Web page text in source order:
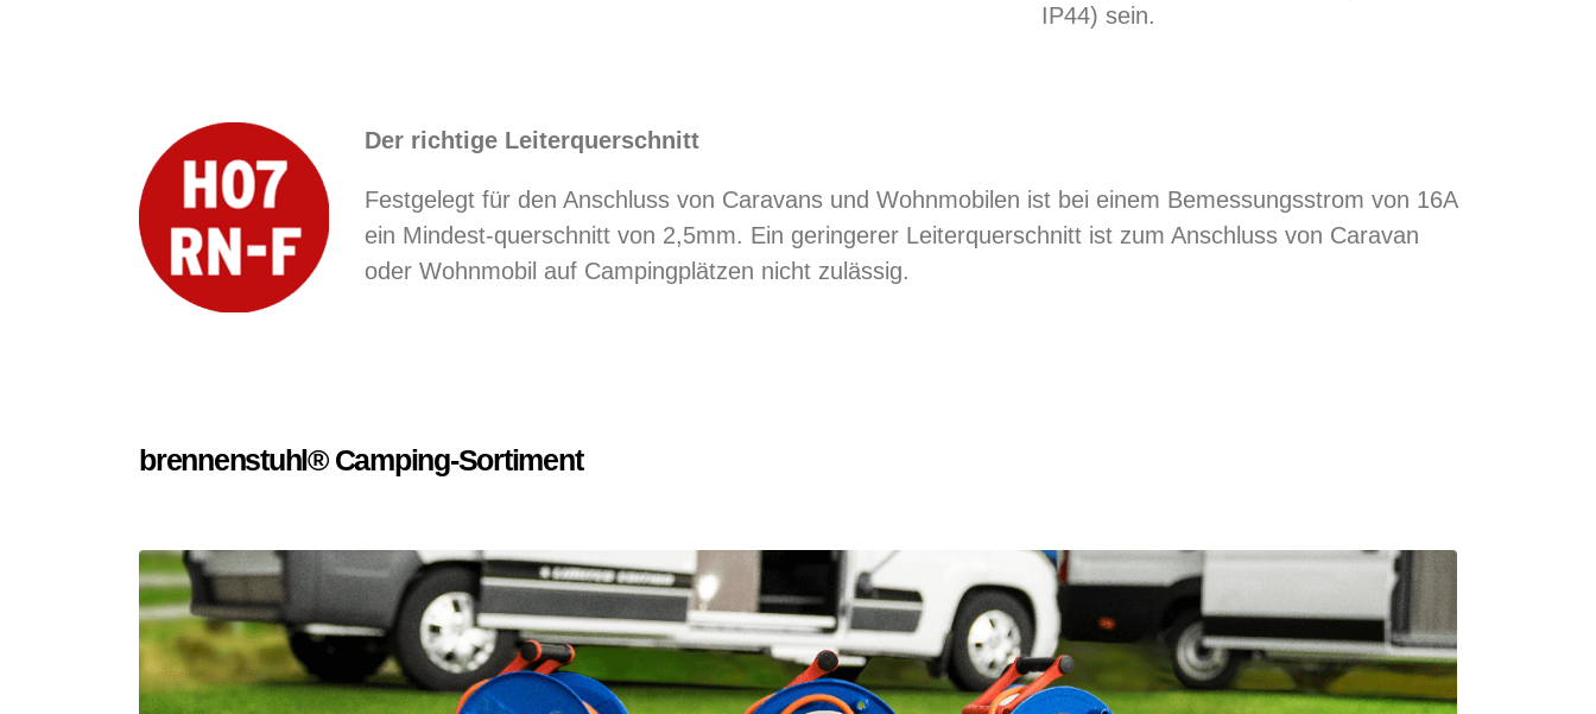
IP44) sein.
Der richtige Leiterquerschnitt
Festgelegt für den Anschluss von Caravans und Wohnmobilen ist bei einem Bemessungsstrom von 16A
ein Mindest-querschnitt von 2,5mm. Ein geringerer Leiterquerschnitt ist zum Anschluss von Caravan
oder Wohnmobil auf Campingplätzen nicht zulässig.
brennenstuhl® Camping-Sortiment